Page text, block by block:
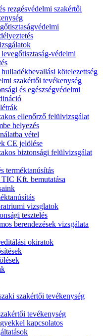
rezgésvédelmi szakértői
védelmi
kötelezettség
szakértői tevékenység
és egészségvédelmi
ellenőrző felülvizsgálat
helyezés
vétel
CE jelölése
biztonsági felülvizsgálat
terméktanúsítás
Kft. bemutatása
vizsglatok
tesztelés
berendezések vizsgálata
okiratok
szakértői tevékenység
tevékenység
kapcsolatos